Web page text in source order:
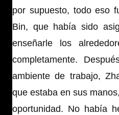
por supuesto, todo eso
Bin, que había sido
enseñarle los
completamente.
ambiente de trabajo,
que estaba en sus
oportunidad. No había